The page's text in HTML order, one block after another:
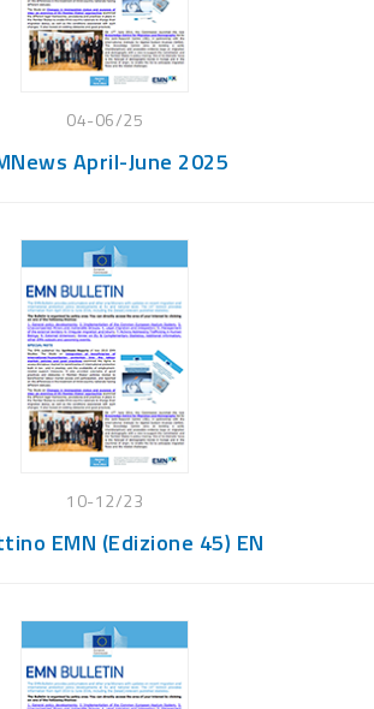
04-06/25
April-June 2025
10-12/23
EMN (Edizione 45) EN